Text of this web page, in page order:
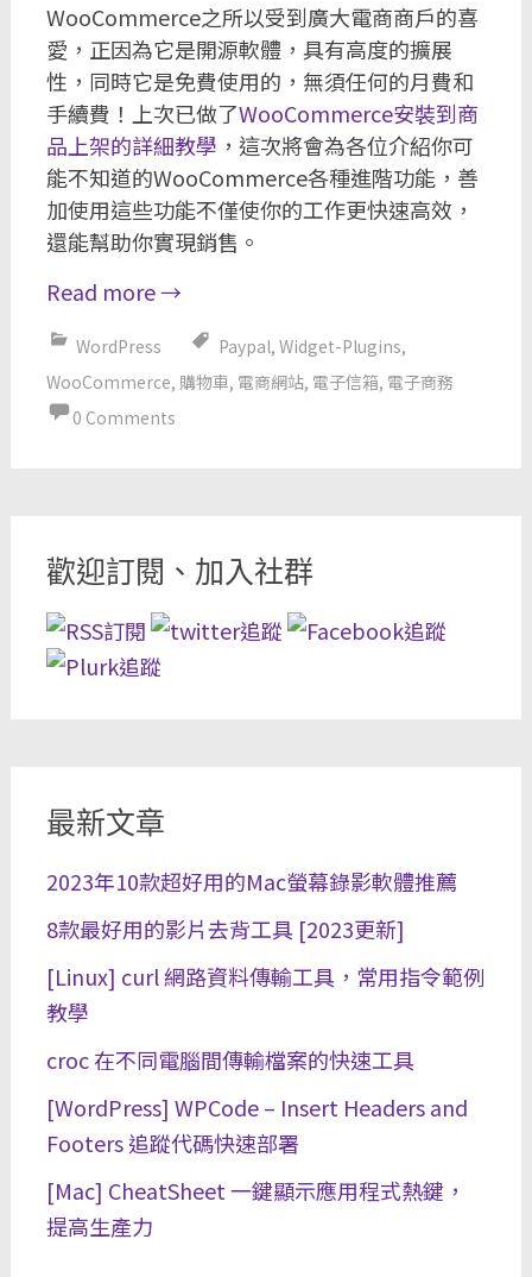
WooCommerce之所以受到廣大電商商戶的喜
愛，正因為它是開源軟體，具有高度的擴展
性，同時它是免費使用的，無須任何的月費和
手續費！上次已做了WooCommerce安裝到商
品上架的詳細教學 ，這次將會為各位介紹你可
能不知道的WooCommerce各種進階功能，善
加使用這些功能不僅使你的工作更快速高效，
還能幫助你實現銷售。
Read more→
WordPress Paypal, Widget-Plugins,
WooCommerce, 購物車, 電商網站, 電子信箱, 電子商務
0 Comments
歡迎訂閱、加入社群
最新文章
2023年10款超好用的Mac螢幕錄影軟體推薦
8款最好用的影片去背工具 [2023更新]
[Linux] curl 網路資料傳輸工具，常用指令範例
教學
croc 在不同電腦間傳輸檔案的快速工具
[WordPress] WPCode – Insert Headers and
Footers 追蹤代碼快速部署
[Mac] CheatSheet 一鍵顯示應用程式熱鍵，
提高生產力